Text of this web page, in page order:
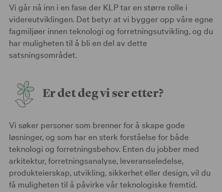
Vi går nå inn i en fase der KLP tar en større rolle i
videreutviklingen. Det betyr at vi bygger opp våre egne
fagmiljøer innen teknologi og forretningsutvikling, og du
har muligheten til å bli en del av dette
satsningsområdet.
Er det deg vi ser etter?
Vi søker personer som brenner for å skape gode
løsninger, og som har en sterk forståelse for både
teknologi og forretningsbehov. Enten du jobber med
arkitektur, forretningsanalyse, leveranseledelse,
produkteierskap, utvikling, sikkerhet eller design, vil du
få muligheten til å påvirke vår teknologiske fremtid.